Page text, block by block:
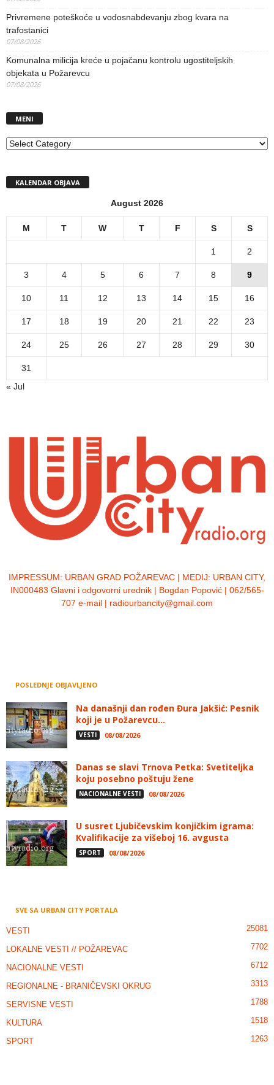
Privremene poteškoće u vodosnabdevanju zbog kvara na
trafostanici
07/08/2026
Komunalna milicija kreće u pojačanu kontrolu ugostiteljskih
objekata u Požarevcu
07/08/2026
MENI
MENI
KALENDAR OBJAVA
August 2026
M T W T F S S
1 2
3 4 5 6 7 8 9
10 11 12 13 14 15 16
17 18 19 20 21 22 23
24 25 26 27 28 29 30
31
« Jul
IMPRESSUM: URBAN GRAD POŽAREVAC | MEDIJ: URBAN CITY,
IN000483 Glavni i odgovorni urednik | Bogdan Popović | 062/565-
707 e-mail | radiourbancity@gmail.com
POSLEDNJE OBJAVLJENO
Na današnji dan rođen Đura Jakšić: Pesnik
koji je u Požarevcu...
VESTI 08/08/2026
Danas se slavi Trnova Petka: Svetiteljka
koju posebno poštuju žene
NACIONALNE VESTI 08/08/2026
U susret Ljubičevskim konjičkim igrama:
Kvalifikacije za višeboj 16. avgusta
SPORT 08/08/2026
SVE SA URBAN CITY PORTALA
VESTI 25081
LOKALNE VESTI // POŽAREVAC 7702
NACIONALNE VESTI 6712
REGIONALNE - BRANIČEVSKI OKRUG 3313
SERVISNE VESTI 1788
KULTURA 1518
SPORT 1263